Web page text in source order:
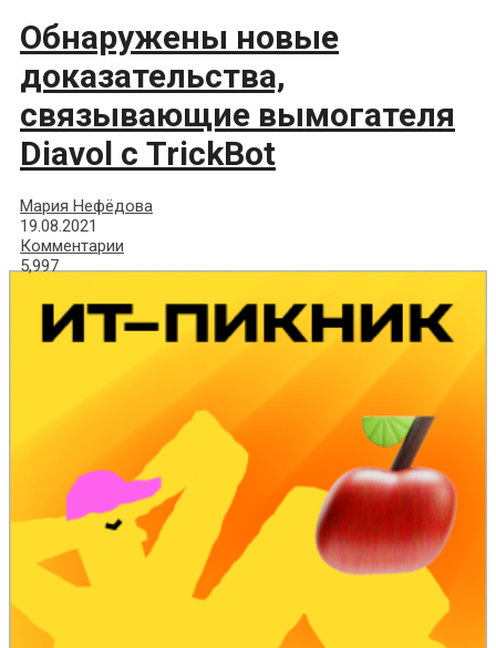
Обнаружены новые
доказательства,
связывающие вымогателя
Diavol с TrickBot
Мария Нефёдова
19.08.2021
Комментарии
5,997